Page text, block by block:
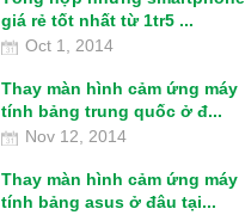
giá rẻ tốt nhất từ 1tr5 ...
Oct 1, 2014
Thay màn hình cảm ứng máy
tính bảng trung quốc ở đ...
Nov 12, 2014
Thay màn hình cảm ứng máy
tính bảng asus ở đâu tại...